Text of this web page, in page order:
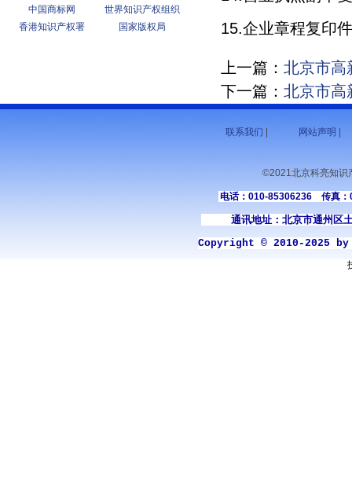
中国商标网
世界知识产权组织
香港知识产权署
国家版权局
15.企业章程复印件
上一篇： 北京市高
下一篇： 北京市高
联系我们 网站声明
©2021北京科亮知识
电话：010-85306236 传真
通讯地址：北京市通州区土
Copyright © 2010-2025